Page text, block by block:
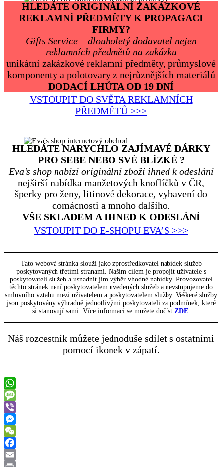
HLEDÁTE ORIGINÁLNÍ ZAKÁZKOVÉ
REKLAMNÍ PŘEDMĚTY K PROPAGACI
FIRMY?
Gifts Service – dlouholetý dodavatel nejen
reklamních předmětů na zakázku
unikátní zakázkové reklamní předměty, průmyslové
komponenty a polotovary z nejrůznějších materiálů
DODACÍ LHŮTA OD 19 DNÍ
VSTOUPIT DO SVĚTA REKLAMNÍCH
PŘEDMĚTŮ >>>
HLEDÁTE NARYCHLO ZAJÍMAVÉ DÁRKY
PRO SEBE NEBO SVÉ BLÍZKÉ ?
Eva’s shop nabízí originální zboží ihned k odeslání
nejširší nabídka manžetových knoflíčků v ČR,
šperky pro ženy, litinové dekorace, vybavení do
domácnosti a mnoho dalšího.
VŠE SKLADEM A IHNED K ODESLÁNÍ
VSTOUPIT DO E-SHOPU EVA’S >>>
Tato webová stránka slouží jako zprostředkovatel nabídek služeb
poskytovaných třetími stranami. Naším cílem je propojit uživatele s
poskytovateli služeb a usnadnit jim výběr vhodné nabídky. Provozovatel
těchto stránek není poskytovatelem uvedených služeb a nevstupujeme do
smluvního vztahu mezi uživatelem a poskytovatelem služby. Veškeré služby
jsou poskytovány výhradně jednotlivými poskytovateli za podmínek, které
si stanovují sami. Více informaci se můžete dočíst ZDE.
Náš rozcestník můžete jednoduše sdílet s ostatními
pomocí ikonek v zápatí.
WhatsApp
Message
Viber
Messenger
WeChat
Facebook